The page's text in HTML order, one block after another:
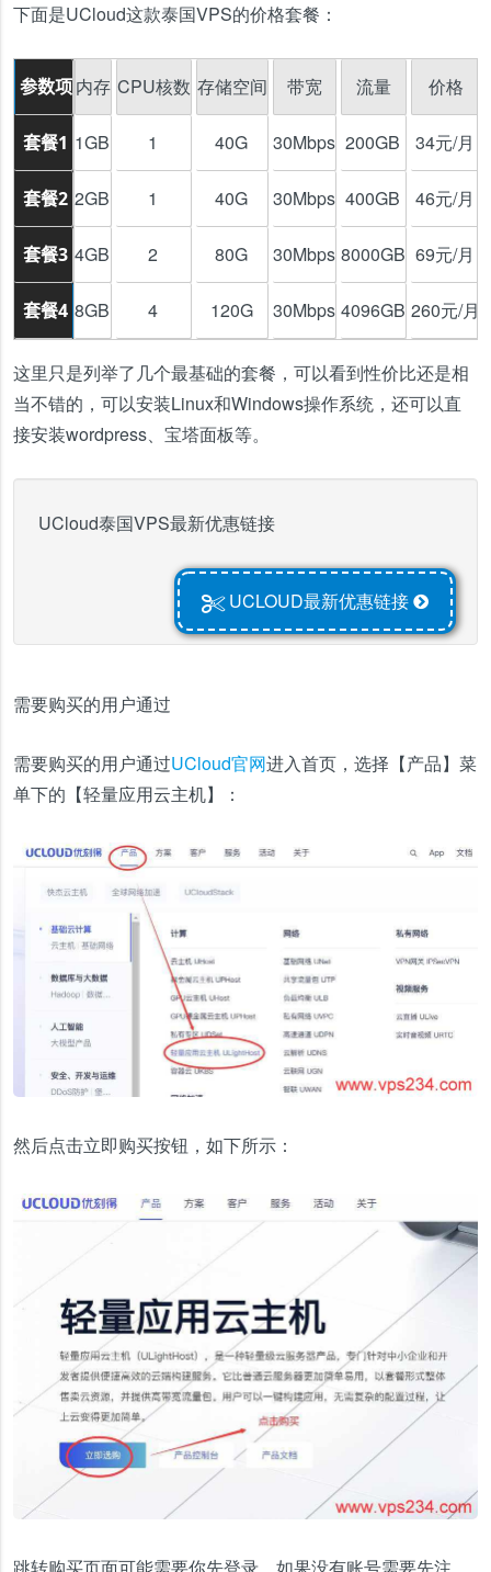
下面是UCloud这款泰国VPS的价格套餐：
参数项
套餐1
套餐2
套餐3
套餐4
内存
1GB
2GB
4GB
8GB
CPU核数
1
1
2
4
存储空间
40G
40G
80G
120G
带宽
30Mbps
30Mbps
30Mbps
30Mbps
流量
200GB
400GB
8000GB
4096GB
价格
34元/月
46元/月
69元/月
260元/月
这里只是列举了几个最基础的套餐，可以看到性价比还是相
当不错的，可以安装Linux和Windows操作系统，还可以直
接安装wordpress、宝塔面板等。
UCloud泰国VPS最新优惠链接
UCLOUD最新优惠链接
需要购买的用户通过
需要购买的用户通过UCloud官网进入首页，选择【产品】菜
单下的【轻量应用云主机】：
然后点击立即购买按钮，如下所示：